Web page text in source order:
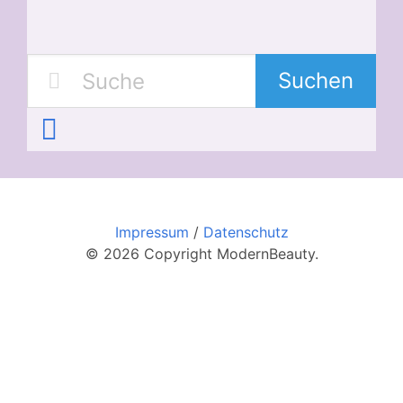
Suchen
Impressum / Datenschutz
© 2026 Copyright ModernBeauty.